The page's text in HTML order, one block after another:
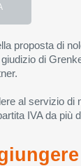
proposta di
giudizio di
al servizio di
IVA da più